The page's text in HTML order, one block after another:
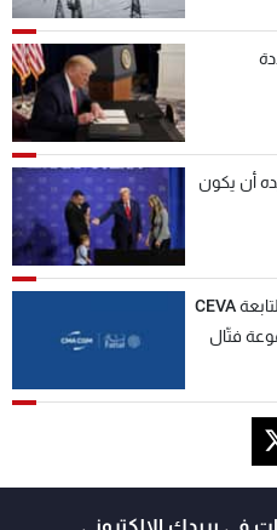
أن يكون
مجموعة CMA CGM عبر شركتها التابعة CEVA